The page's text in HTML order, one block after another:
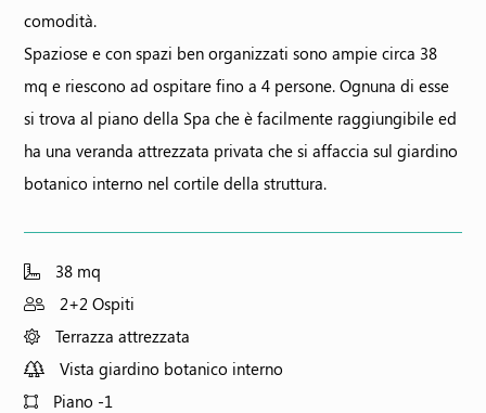
comodità.
Spaziose e con spazi ben organizzati sono ampie circa 38
mq e riescono ad ospitare fino a 4 persone. Ognuna di esse
si trova al piano della Spa che è facilmente raggiungibile ed
ha una veranda attrezzata privata che si affaccia sul giardino
botanico interno nel cortile della struttura.
38 mq
2+2 Ospiti
Terrazza attrezzata
Vista giardino botanico interno
Piano -1